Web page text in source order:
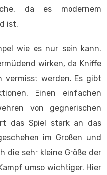
da es modernem
ist.
wie es nur sein kann.
wirken, da Kniffe
vermisst werden. Es gibt
Einen einfachen
von gegnerischen
das Spiel stark an das
im Großen und
die sehr kleine Größe der
umso wichtiger. Hier